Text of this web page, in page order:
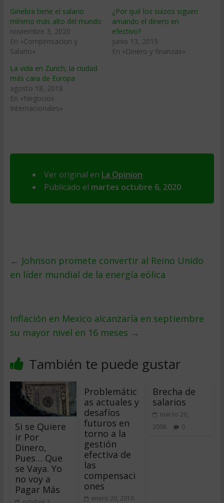
Ginebra tiene el salario
mínimo más alto del mundo
noviembre 3, 2020
En «Compensacion y
Salario»
¿Por qué los suizos siguen
amando el dinero en
efectivo?
junio 13, 2019
En «Dinero y finanzas»
La vida en Zurich, la ciudad
más cara de Europa
agosto 18, 2018
En «Negocios
Internacionales»
Ver original en La Opinion
Publicado el martes octubre 6, 2020
← Johnson promete convertir al Reino Unido
en líder mundial de la energía eólica
Inflación en Mexico alcanzaría en septiembre
su mayor nivel en 16 meses →
También te puede gustar
Si se Quiere
ir Por
Dinero,
Pues… Que
se Vaya. Yo
no voy a
Pagar Más
Problemátic
as actuales y
desafíos
futuros en
torno a la
gestión
efectiva de
las
compensaci
ones
enero 20, 2010
Brecha de
salarios
marzo 20,
2008
0